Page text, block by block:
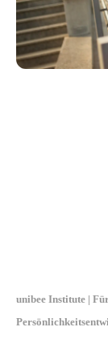
unibee Institute |